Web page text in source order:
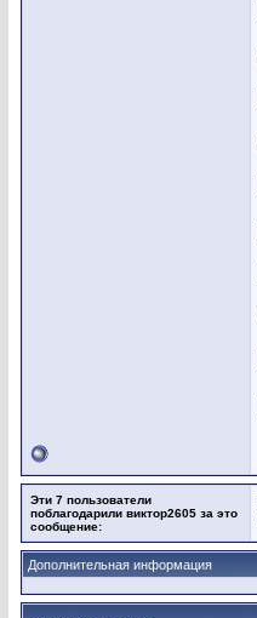
Эти 7 пользователи
поблагодарили виктор2605 за это
сообщение:
Дополнительная информация